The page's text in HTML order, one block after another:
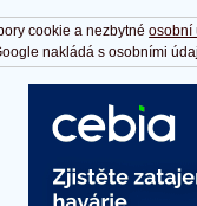
cookie a nezbytnéosobní
nakládá s osobními